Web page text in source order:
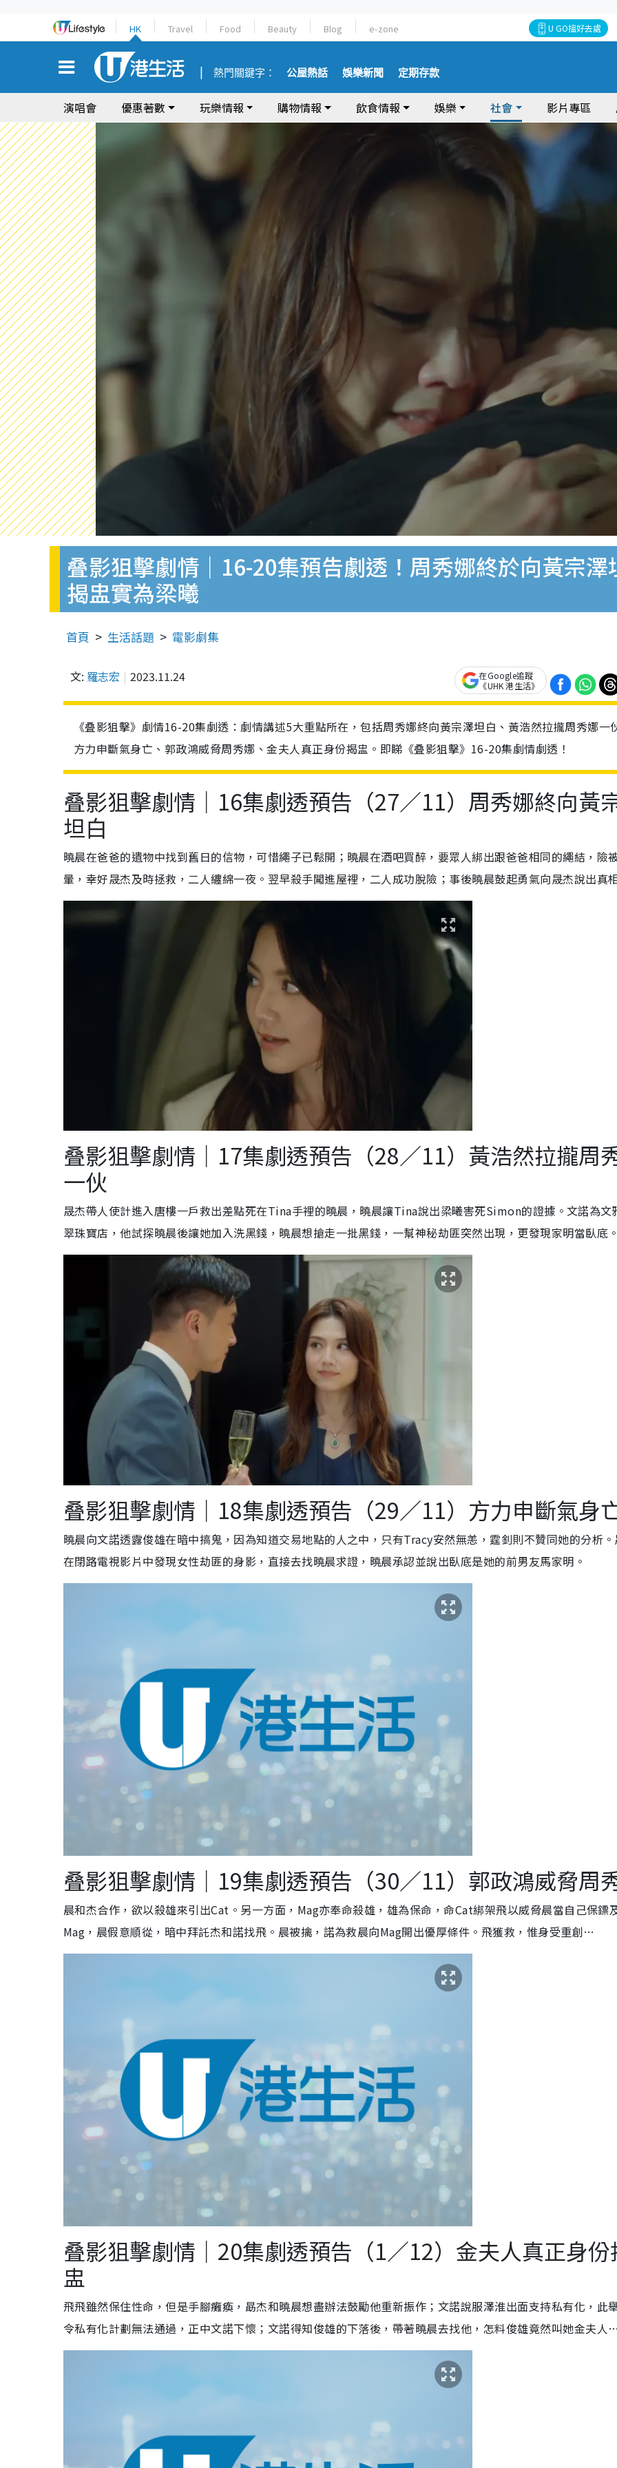
HK Travel Food Beauty Blog e-zone U GO搵好去處
熱門關鍵字： 公屋熱話 娛樂新聞 定期存款
演唱會 優惠著數 玩樂情報 購物情報 飲食情報 娛樂 社會 影片專區
叠影狙擊劇情｜16-20集預告劇透！周秀娜終於向黃宗
揭盅實為梁曦
首頁 生活話題 電影劇集
文: 羅志宏 2023.11.24
在Google追蹤
《UHK 港生活》
《叠影狙擊》劇情16-20集劇透：劇情講述5大重點所在，包括周秀娜終向黃宗澤坦白、黃浩然拉攏周秀娜一
方力申斷氣身亡、郭政鴻威脅周秀娜、金夫人真正身份揭盅。即睇《叠影狙擊》16-20集劇情劇透！
叠影狙擊劇情｜16集劇透預告（27／11）周秀娜終向黃
坦白
曉晨在爸爸的遺物中找到舊日的信物，可惜繩子已鬆開；曉晨在酒吧買醉，要眾人綁出跟爸爸相同的繩結，險
暈，幸好晟杰及時拯救，二人纏綿一夜。翌早殺手闖進屋裡，二人成功脫險；事後曉晨鼓起勇氣向晟杰說出真
叠影狙擊劇情｜17集劇透預告（28／11）黃浩然拉攏周
一伙
晟杰帶人使計進入唐樓一戶救出差點死在Tina手裡的曉晨，曉晨讓Tina說出梁曦害死Simon的證據。文諾為文
翠珠寶店，他試探曉晨後讓她加入洗黑錢，曉晨想搶走一批黑錢，一幫神秘劫匪突然出現，更發現家明當臥底
叠影狙擊劇情｜18集劇透預告（29／11）方力申斷氣身
曉晨向文諾透露俊雄在暗中搞鬼，因為知道交易地點的人之中，只有Tracy安然無恙，霆釗則不贊同她的分析
在閉路電視影片中發現女性劫匪的身影，直接去找曉晨求證，曉晨承認並說出臥底是她的前男友馬家明。
叠影狙擊劇情｜19集劇透預告（30／11）郭政鴻威脅周
晨和杰合作，欲以殺雄來引出Cat。另一方面，Mag亦奉命殺雄，雄為保命，命Cat綁架飛以威脅晨當自己保鏢
Mag，晨假意順從，暗中拜託杰和諾找飛。晨被擒，諾為救晨向Mag開出優厚條件。飛獲救，惟身受重創…
叠影狙擊劇情｜20集劇透預告（1／12）金夫人真正身份
盅
飛飛雖然保住性命，但是手腳癱瘓，勗杰和曉晨想盡辦法鼓勵他重新振作；文諾說服澤淮出面支持私有化，此
令私有化計劃無法通過，正中文諾下懷；文諾得知俊雄的下落後，帶著曉晨去找他，怎料俊雄竟然叫她金夫人